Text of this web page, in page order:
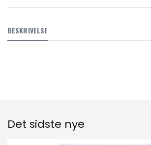
BESKRIVELSE
Det sidste nye